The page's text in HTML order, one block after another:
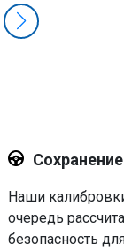
Наши
очередь
безопасность